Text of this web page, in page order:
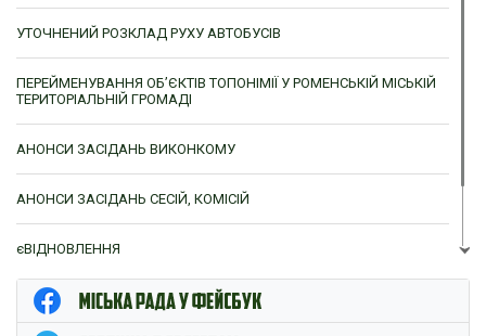
УТОЧНЕНИЙ РОЗКЛАД РУХУ АВТОБУСІВ
ПЕРЕЙМЕНУВАННЯ ОБ’ЄКТІВ ТОПОНІМІЇ У РОМЕНСЬКІЙ МІСЬКІЙ
ТЕРИТОРІАЛЬНІЙ ГРОМАДІ
АНОНСИ ЗАСІДАНЬ ВИКОНКОМУ
АНОНСИ ЗАСІДАНЬ СЕСІЙ, КОМІСІЙ
єВІДНОВЛЕННЯ
ЦНАП м. Ромни